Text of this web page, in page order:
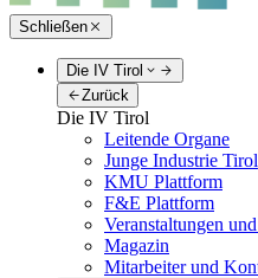
Schließen
Die IV Tirol
Zurück
Die IV Tirol
Leitende Organe
Junge Industrie Tirol
KMU Plattform
F&E Plattform
Veranstaltungen
Magazin
Mitarbeiter und